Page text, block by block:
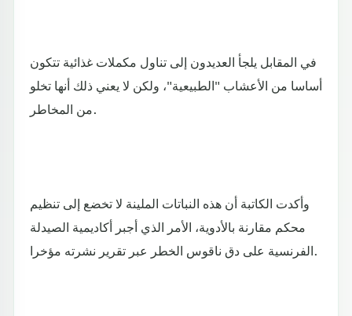
في المقابل يلجأ العديدون إلى تناول مكملات غذائية تتكون
أساسا من الأعشاب "الطبيعية"، ولكن لا يعني ذلك أنها تخلو
من المخاطر.
وأكدت الكاتبة أن هذه النباتات الملينة لا تخضع إلى تنظيم
محكم مقارنة بالأدوية، الأمر الذي أجبر أكاديمية الصيدلة
الفرنسية على دق ناقوس الخطر عبر تقرير نشرته مؤخرا.